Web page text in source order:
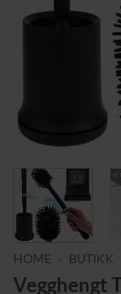
HOME BUTIKK
Vegghengt